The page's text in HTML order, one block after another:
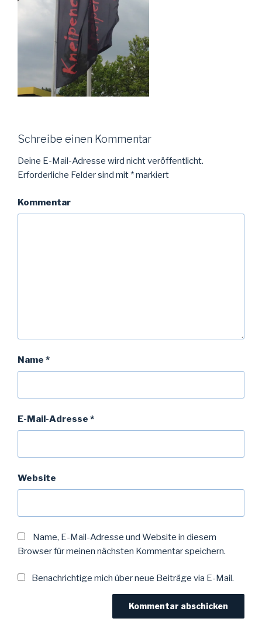
Schreibe einen Kommentar
Deine E-Mail-Adresse wird nicht veröffentlicht.
Erforderliche Felder sind mit *markiert
Kommentar
Name *
E-Mail-Adresse *
Website
Name, E-Mail-Adresse und Website in diesem
Browser für meinen nächsten Kommentar speichern.
Benachrichtige mich über neue Beiträge via E-Mail.